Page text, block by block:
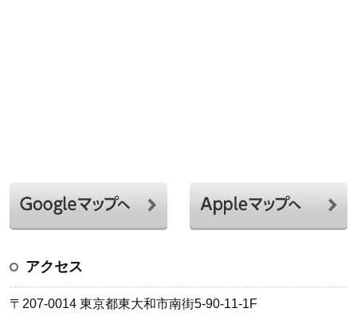
アクセス
〒207-0014 東京都東大和市南街5-90-11-1F